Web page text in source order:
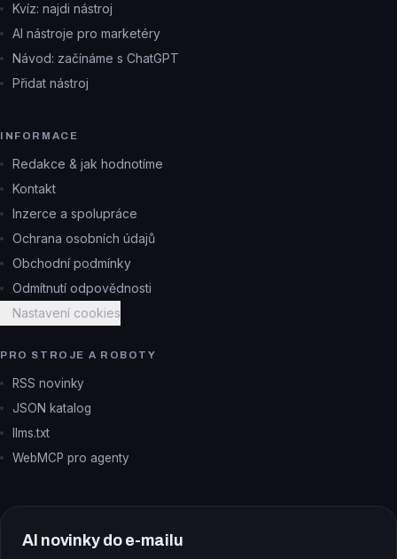
Kvíz: najdi nástroj
AI nástroje pro marketéry
Návod: začínáme s ChatGPT
Přidat nástroj
INFORMACE
Redakce & jak hodnotíme
Kontakt
Inzerce a spolupráce
Ochrana osobních údajů
Obchodní podmínky
Odmítnutí odpovědnosti
Nastavení cookies
PRO STROJE A ROBOTY
RSS novinky
JSON katalog
llms.txt
WebMCP pro agenty
AI novinky do e-mailu